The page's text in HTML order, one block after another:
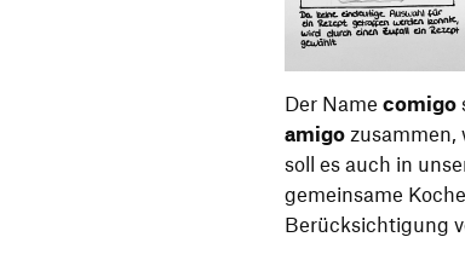
Der Name comigo
amigo zusammen,
soll es auch in
gemeinsame
Berücksichtigung